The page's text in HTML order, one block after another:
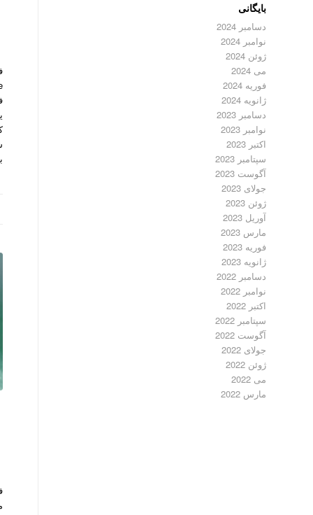
بایگانی
دسامبر 2024
نوامبر 2024
ژوئن 2024
می 2024
فوریه 2024
ژانویه 2024
دسامبر 2023
نوامبر 2023
اکتبر 2023
سپتامبر 2023
آگوست 2023
جولای 2023
ژوئن 2023
آوریل 2023
مارس 2023
فوریه 2023
ژانویه 2023
دسامبر 2022
نوامبر 2022
اکتبر 2022
سپتامبر 2022
آگوست 2022
جولای 2022
ژوئن 2022
می 2022
مارس 2022